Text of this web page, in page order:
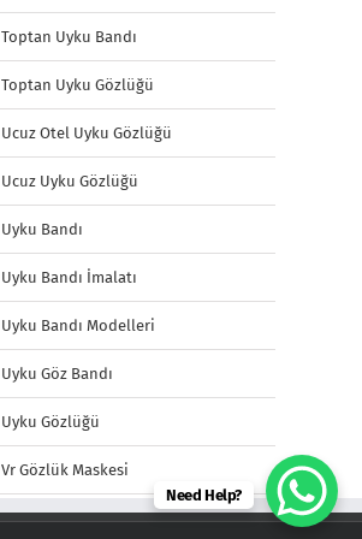
Toptan Uyku Bandı
Toptan Uyku Gözlüğü
Ucuz Otel Uyku Gözlüğü
Ucuz Uyku Gözlüğü
Uyku Bandı
Uyku Bandı İmalatı
Uyku Bandı Modelleri
Uyku Göz Bandı
Uyku Gözlüğü
Vr Gözlük Maskesi
Need Help?